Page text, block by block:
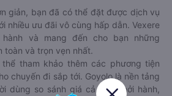
giản, bạn đã có thể đặt được dịch vụ
nhiều ưu đãi vô cùng hấp dẫn. Vexere
và mang đến cho bạn những
toàn và trọn vẹn nhất.
tham khảo thêm các phương tiện
chuyến đi sắp tới. Goyolo là nền tảng
dùng so sánh giá cả, giờ khởi hành,